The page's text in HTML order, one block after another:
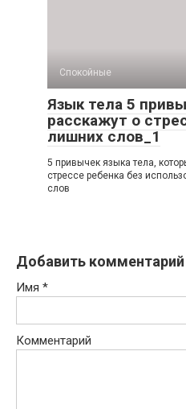
Спокойные
Язык тела 5
расскажут о
лишних слов_1
5 привычек языка тела,
стрессе ребенка без
слов
Добавить комментарий
Имя *
Комментарий